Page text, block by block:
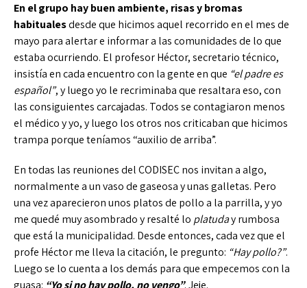
En el grupo hay buen ambiente, risas y bromas
habitualesdesde que hicimos aquel recorrido en el mes de
mayo para alertar e informar a las comunidades de lo que
estaba ocurriendo. El profesor Héctor, secretario técnico,
insistía en cada encuentro con la gente en que “el padre es
español”, y luego yo le recriminaba que resaltara eso, con
las consiguientes carcajadas. Todos se contagiaron menos
el médico y yo, y luego los otros nos criticaban que hicimos
trampa porque teníamos “auxilio de arriba”.
En todas las reuniones del CODISEC nos invitan a algo,
normalmente a un vaso de gaseosa y unas galletas. Pero
una vez aparecieron unos platos de pollo a la parrilla, y yo
me quedé muy asombrado y resalté lo platuday rumbosa
que está la municipalidad. Desde entonces, cada vez que el
profe Héctor me lleva la citación, le pregunto: “Hay pollo?”.
Luego se lo cuenta a los demás para que empecemos con la
guasa: “Yo si no hay pollo, no vengo”. Jeje.